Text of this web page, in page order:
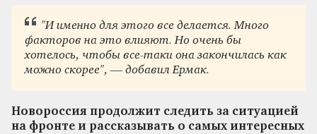
"И именно для этого все делается. Много
факторов на это влияют. Но очень бы
хотелось, чтобы все-таки она закончилась как
можно скорее", — добавил Ермак.
Новороссия продолжит следить за ситуацией
на фронте и рассказывать о самых интересных